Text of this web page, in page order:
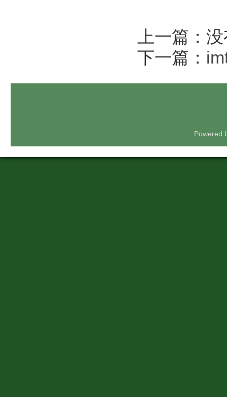
上一篇：
下一篇：
Powered